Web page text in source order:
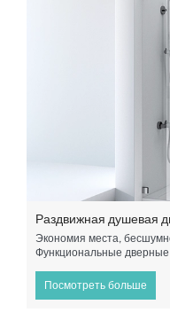
Раздвижная душевая
Экономия места,
Функциональные дверные
Посмотреть больше